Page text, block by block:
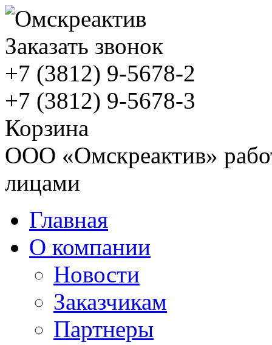
Заказать звонок
+7 (3812) 9-5678-2
+7 (3812) 9-5678-3
Корзина
ООО «Омскреактив»
лицами
Главная
О компании
Новости
Заказчикам
Партнеры